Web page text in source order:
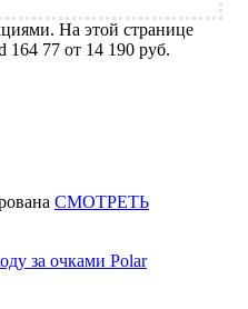
На этой странице
77 от 14 190 руб.
СМОТРЕТЬ
за очками Polar